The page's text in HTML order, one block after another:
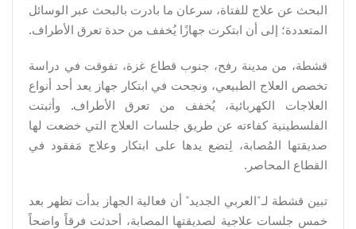
البحث عن علاج للفتاة، سرعان ما بادرت بالبحث عبر الوسائل
المتعددة؛ إلى أن ابتكرت جهازًا يُخفف من حدة تعرق الأطراف.
قشطة، من مدينة رفح، جنوب قطاع غزة، تفوقت في دراسة
تخصص العلاج الطبيعي، ونجحت في ابتكار جهاز يعد أحد أنواع
العلاجات الكهربائية، يُخفف من تعرق الأطراف. وأثبتت
الفلسطينية كفاءته عن طريق جلسات العلاج التي خضعت لها
صديقتها المُصابة، لِتضع يدها على ابتكار وعلاج مَفقود في
القطاع المحاصر.
تبين قشطة لـ"العربي الجديد" أن فعالية الجهاز بدأت تظهر بعد
خمس جلسات علاجية لصديقتها المصابة، أحدثت فرقاً واضحاً